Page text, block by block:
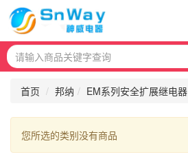
首页 邦纳 EM系列安全扩展继电器
您所选的类别没有商品